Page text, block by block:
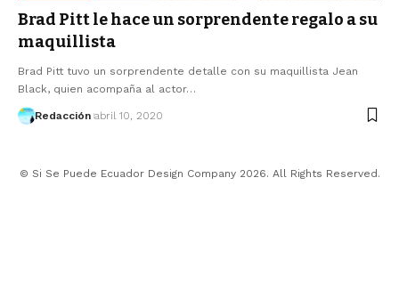
Brad Pitt le hace un sorprendente regalo a su
maquillista
Brad Pitt tuvo un sorprendente detalle con su maquillista Jean
Black, quien acompaña al actor…
Redacción abril 10, 2020
© Si Se Puede Ecuador Design Company 2026. All Rights Reserved.